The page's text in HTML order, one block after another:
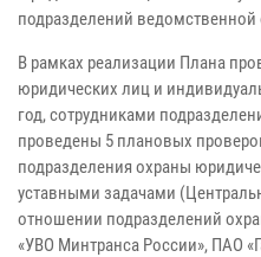
подразделений
В рамках реализации Плана
юридических лиц и
год, сотрудниками
проведены 5 плановых
подразделения охраны
уставными задачами
отношении подразделений
«УВО Минтранса России», ПАО